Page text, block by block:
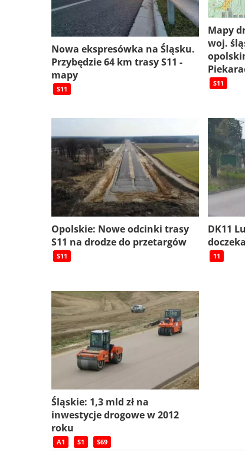
Nowa ekspresówka na Śląsku.
Przybędzie 64 km trasy S11 -
mapy
S11
Mapy
woj.
S11
Opolskie: Nowe odcinki trasy
S11 na drodze do przetargów
S11
DK11
11
Śląskie: 1,3 mld zł na
inwestycje drogowe w 2012
roku
A1 S1 S69